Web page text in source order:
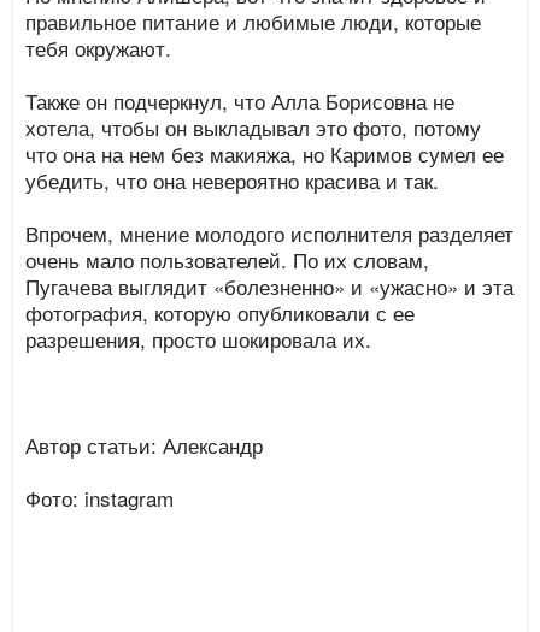
правильное питание и любимые люди, которые
тебя окружают.
Также он подчеркнул, что Алла Борисовна не
хотела, чтобы он выкладывал это фото, потому
что она на нем без макияжа, но Каримов сумел ее
убедить, что она невероятно красива и так.
Впрочем, мнение молодого исполнителя разделяет
очень мало пользователей. По их словам,
Пугачева выглядит «болезненно» и «ужасно» и эта
фотография, которую опубликовали с ее
разрешения, просто шокировала их.
Автор статьи: Александр
Фото: instagram